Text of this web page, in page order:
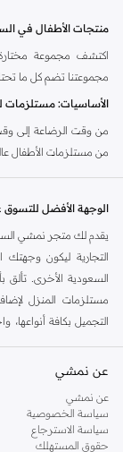
منتجات الأطفال في
اكتشف مجموعة
مجموعتنا تضم كل ما
الأساسيات: مستلزمات
من وقت الرضاعة إلى
من مستلزمات الأطفال
الوجبات.
راحة الحضانة:
هادئة.
مستلزمات السفر:
متعة اللعب:ألعاب
قم بتلبيس طفلك بألطف
مواد لطيفة مثالية
بودي سوت وملابس
ملابس خارجية:
الوجهة الأفضل للتسوق
يقدم لك متجر نمشي
التجارية ليكون وجهتك
السعودية الأخرى. تألق
مستلزمات المنزل
التجميل بكافة
أفضل العلامات
يضم متجر نمشي
التجارية، بداية من
الملابس والأحذية
عن نمشي
عن نمشي
سياسة الخصوصية
سياسة الاسترجاع
حقوق المستهلك